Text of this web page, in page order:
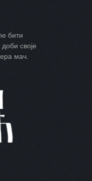
бити
своје
мач.